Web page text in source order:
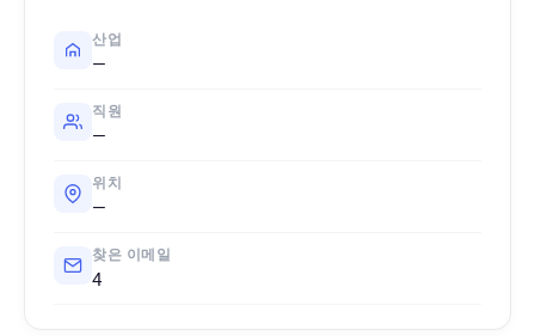
산업
—
직원
—
위치
—
찾은 이메일
4